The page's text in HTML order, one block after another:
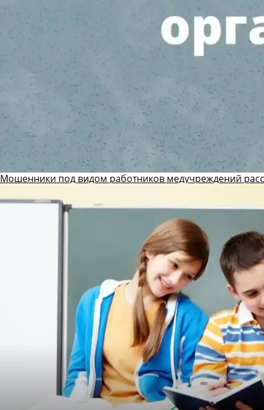
Мошенники под видом работников медучреждений